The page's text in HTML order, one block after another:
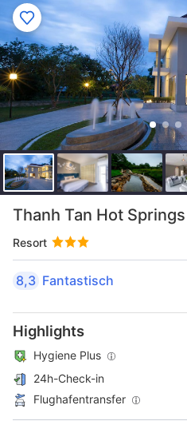
Thanh Tan Hot
Resort
8,3 Fantastisch
Highlights
Hygiene Plus
24h-Check-in
Flughafentransfer